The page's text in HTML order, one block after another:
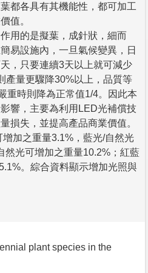
都各具有其機能性，都可加工
值。
用的是擬葉，成針狀，細而
易設施內，一旦氣候變異，日
，只要連續3天以上就可減少
產量更驟降30%以上，品質等
重時則降為正常值1/4。因此本
響，主要為利用LED光補償技
損失，並提高產品商業價值。
加之重量3.1%，藍光/自然光
然光可增加之重量10.2%；紅藍
。綜合資料顯示增加光照與
plant species in the